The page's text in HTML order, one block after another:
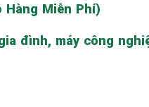
Hàng Miễn Phí)
đình, máy công